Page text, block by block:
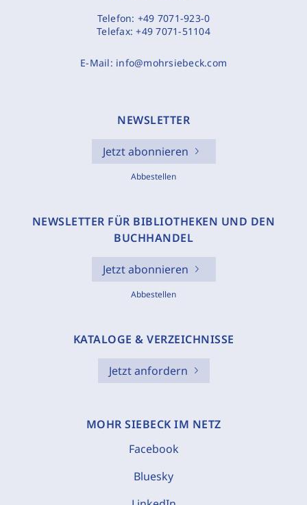
Telefon: +49 7071-923-0
Telefax:+49 7071-51104
E-Mail: info@mohrsiebeck.com
NEWSLETTER
Jetzt abonnieren
Abbestellen
NEWSLETTER FÜR BIBLIOTHEKEN UND DEN
BUCHHANDEL
Jetzt abonnieren
Abbestellen
KATALOGE & VERZEICHNISSE
Jetzt anfordern
MOHR SIEBECK IM NETZ
Facebook
Bluesky